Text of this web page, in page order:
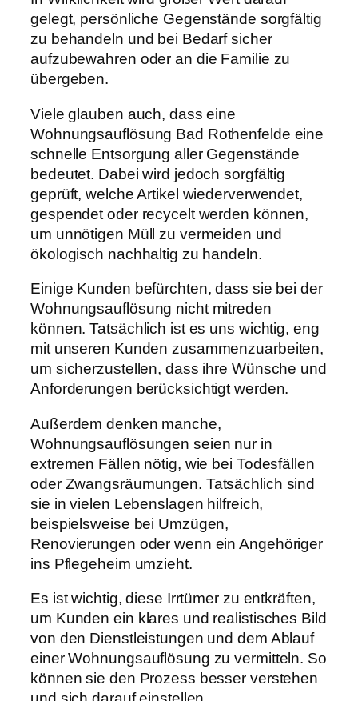
gelegt, persönliche Gegenstände sorgfältig
zu behandeln und bei Bedarf sicher
aufzubewahren oder an die Familie zu
übergeben.
Viele glauben auch, dass eine
Wohnungsauflösung Bad Rothenfelde eine
schnelle Entsorgung aller Gegenstände
bedeutet. Dabei wird jedoch sorgfältig
geprüft, welche Artikel wiederverwendet,
gespendet oder recycelt werden können,
um unnötigen Müll zu vermeiden und
ökologisch nachhaltig zu handeln.
Einige Kunden befürchten, dass sie bei der
Wohnungsauflösung nicht mitreden
können. Tatsächlich ist es uns wichtig, eng
mit unseren Kunden zusammenzuarbeiten,
um sicherzustellen, dass ihre Wünsche und
Anforderungen berücksichtigt werden.
Außerdem denken manche,
Wohnungsauflösungen seien nur in
extremen Fällen nötig, wie bei Todesfällen
oder Zwangsräumungen. Tatsächlich sind
sie in vielen Lebenslagen hilfreich,
beispielsweise bei Umzügen,
Renovierungen oder wenn ein Angehöriger
ins Pflegeheim umzieht.
Es ist wichtig, diese Irrtümer zu entkräften,
um Kunden ein klares und realistisches Bild
von den Dienstleistungen und dem Ablauf
einer Wohnungsauflösung zu vermitteln. So
können sie den Prozess besser verstehen